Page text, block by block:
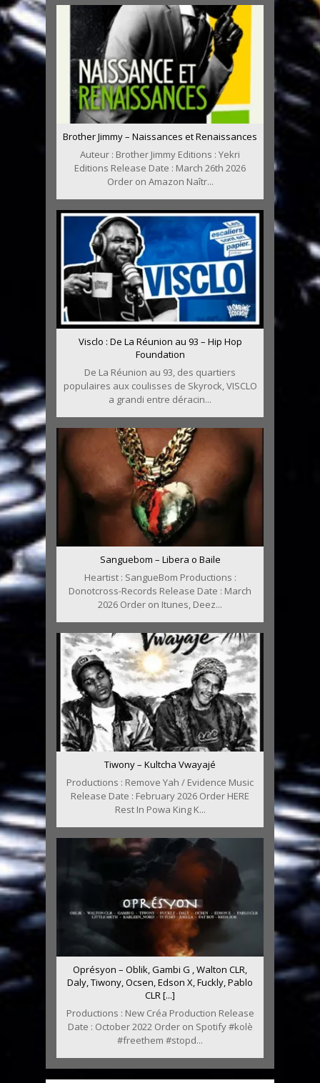
Brother Jimmy – Naissances et Renaissances
Auteur : Brother Jimmy Editions : Yekri
Editions Release Date : March 26th 2026
Order on Amazon Naîtr...
Visclo : De La Réunion au 93 – Hip Hop
Foundation
De La Réunion au 93, des quartiers
populaires aux coulisses de Skyrock, VISCLO
a grandi entre déracin...
Sanguebom – Libera o Baile
Heartist : SangueBom Productions :
Donotcross-Records Release Date : March
2026 Order on Itunes, Deez...
Tiwony – Kultcha Vwayajé
Productions : Remove Yah / Evidence Music
Release Date : February 2026 Order HERE
Rest In Powa King K...
Oprésyon – Oblik, Gambi G , Walton CLR,
Daly, Tiwony, Ocsen, Edson X, Fuckly, Pablo
CLR [...]
Productions : New Créa Production Release
Date : October 2022 Order on Spotify #kolè
#freethem #stopd...